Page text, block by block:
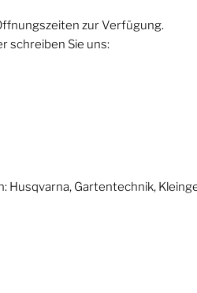
zur Verfügung.
schreiben Sie uns:
Gartentechnik,